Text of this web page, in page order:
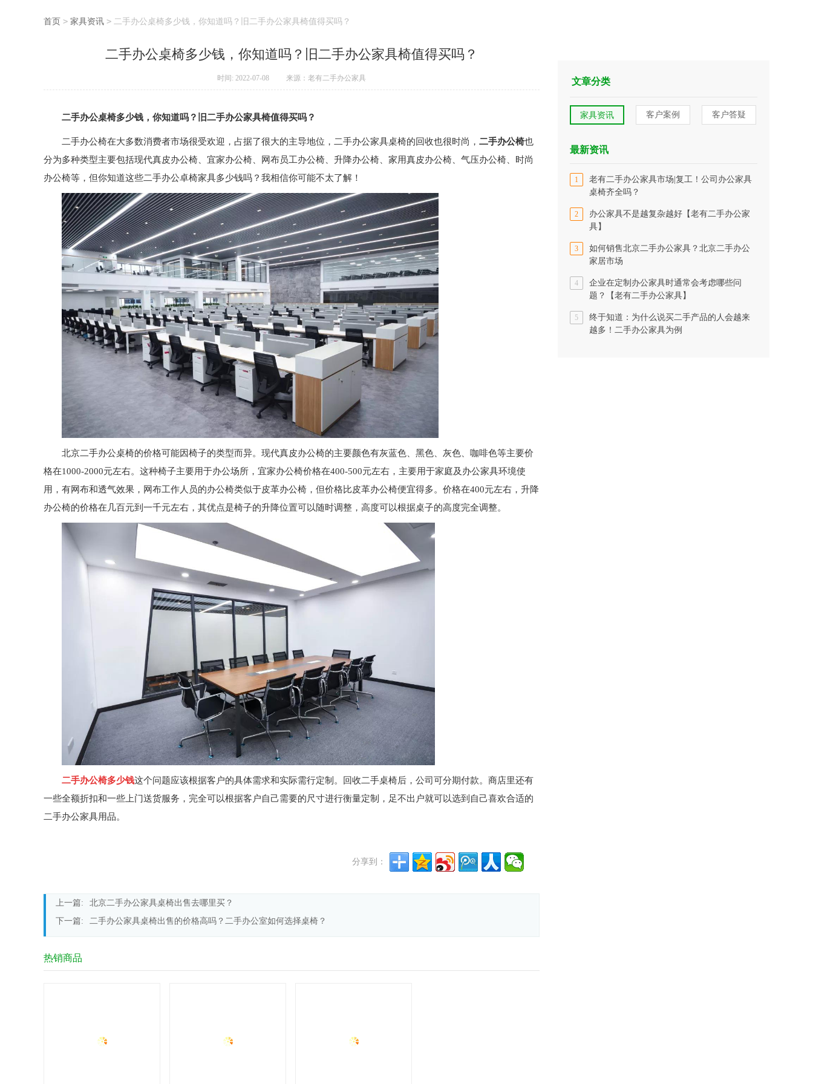
首页 > 家具资讯 > 二手办公桌椅多少钱，你知道吗？旧二手办公家具椅值得买吗？
二手办公桌椅多少钱，你知道吗？旧二手办公家具椅值得买吗？
时间: 2022-07-08 来源：老有二手办公家具
二手办公桌椅多少钱，你知道吗？旧二手办公家具椅值得买吗？
二手办公椅在大多数消费者市场很受欢迎，占据了很大的主导地位，二手办公家具桌椅的回收也很时尚， 二手办公椅也
分为多种类型主要包括现代真皮办公椅、宜家办公椅、网布员工办公椅、升降办公椅、家用真皮办公椅、气压办公椅、时尚
办公椅等，但你知道这些二手办公卓椅家具多少钱吗？我相信你可能不太了解！
北京二手办公桌椅的价格可能因椅子的类型而异。现代真皮办公椅的主要颜色有灰蓝色、黑色、灰色、咖啡色等主要价
格在1000-2000元左右。这种椅子主要用于办公场所，宜家办公椅价格在400-500元左右，主要用于家庭及办公家具环境使
用，有网布和透气效果，网布工作人员的办公椅类似于皮革办公椅，但价格比皮革办公椅便宜得多。价格在400元左右，升降
办公椅的价格在几百元到一千元左右，其优点是椅子的升降位置可以随时调整，高度可以根据桌子的高度完全调整。
二手办公椅多少钱这个问题应该根据客户的具体需求和实际需行定制。回收二手桌椅后，公司可分期付款。商店里还有
一些全额折扣和一些上门送货服务，完全可以根据客户自己需要的尺寸进行衡量定制，足不出户就可以选到自己喜欢合适的
二手办公家具用品。
分享到：
上一篇:
北京二手办公家具桌椅出售去哪里买？
下一篇:
二手办公家具桌椅出售的价格高吗？二手办公室如何选择桌椅？
热销商品
文章分类
家具资讯 客户案例 客户答疑
最新资讯
1
老有二手办公家具市场|复工！公司办公家具
桌椅齐全吗？
2
办公家具不是越复杂越好【老有二手办公家
具】
3
如何销售北京二手办公家具？北京二手办公
家居市场
4
企业在定制办公家具时通常会考虑哪些问
题？【老有二手办公家具】
5
终于知道：为什么说买二手产品的人会越来
越多！二手办公家具为例